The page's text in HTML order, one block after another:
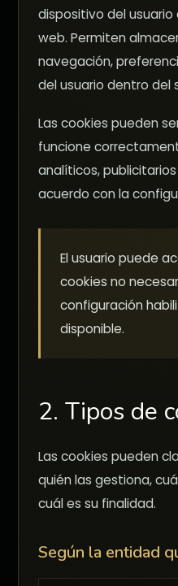
dispositivo del
web. Permiten
navegación,
del usuario dentro del
Las cookies pueden
funcione
analíticos,
acuerdo con la
El usuario puede
cookies no
configuración
disponible.
2. Tipos de
Las cookies pueden
quién las gestiona,
cuál es su finalidad.
Según la entidad